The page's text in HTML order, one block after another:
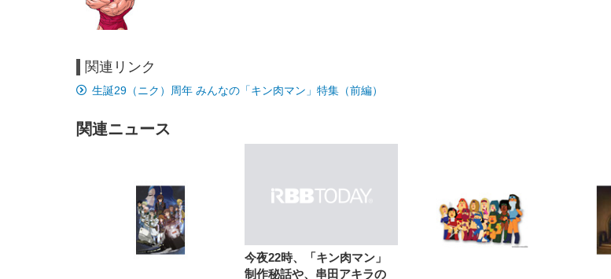
[EdoErgo] オフィスチェア 椅
子 テレワーク 疲れない 跳ね
ト 約105度ロッキング pc 事務
椅子 360度回転 座面昇降 強化
￥5,699
SIHOO B100 オフィスチェア
／デスクチェア メッシュチェ
Sezlife オフィスチェア デスク
チェア 疲れない テレワーク
式アームレスト 3Dヘッドレス
しゃれ パソコンチェア (ブラ
ック)
ト)
EIZO ビジネス向けプレミア
ムモニター | FlexScan
EV3240X-WT | 31.5型4K
ト
￥105,595
ムモニター | FlexScan
EV2740X-WT | 27.0型4K
ニター DualSense 充電フッ
ク付き（CFI-ZDM1J）
Amazonベーシック ペットシ
ーツ 薄型 レギュラー 1回使い
￥3,373
Amazonベーシック ペットシ
ーツ 厚型 ワイド 42枚x2袋(84
ネオ・ルーライフ ネオ・オム
ツ L 中型犬用 26枚入り 単品
関連リンク
生誕29（ニク）周年 みんなの「キン肉マン」特集（前編）
関連ニュース
今夜22時、「キン肉マン」
制作秘話や、串田アキラの